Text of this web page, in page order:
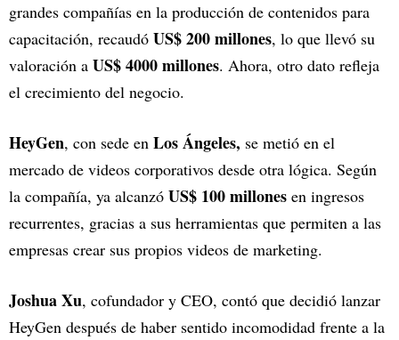
grandes compañías en la producción de contenidos para
capacitación, recaudó US$ 200 millones, lo que llevó su
valoración a US$ 4000 millones. Ahora, otro dato refleja
el crecimiento del negocio.
HeyGen, con sede en Los Ángeles, se metió en el
mercado de videos corporativos desde otra lógica. Según
la compañía, ya alcanzó US$ 100 millones en ingresos
recurrentes, gracias a sus herramientas que permiten a las
empresas crear sus propios videos de marketing.
Joshua Xu, cofundador y CEO, contó que decidió lanzar
HeyGen después de haber sentido incomodidad frente a la